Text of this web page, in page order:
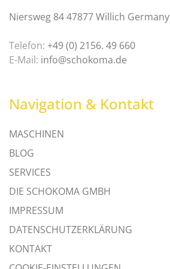
Niersweg 84 47877 Willich Germany
Telefon: +49 (0) 2156. 49 660
E-Mail: info@schokoma.de
Navigation & Kontakt
MASCHINEN
BLOG
SERVICES
DIE SCHOKOMA GMBH
IMPRESSUM
DATENSCHUTZERKLÄRUNG
KONTAKT